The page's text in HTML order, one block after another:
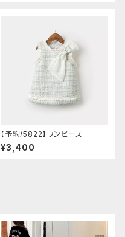
【予約/5822】ワンピース
¥3,400